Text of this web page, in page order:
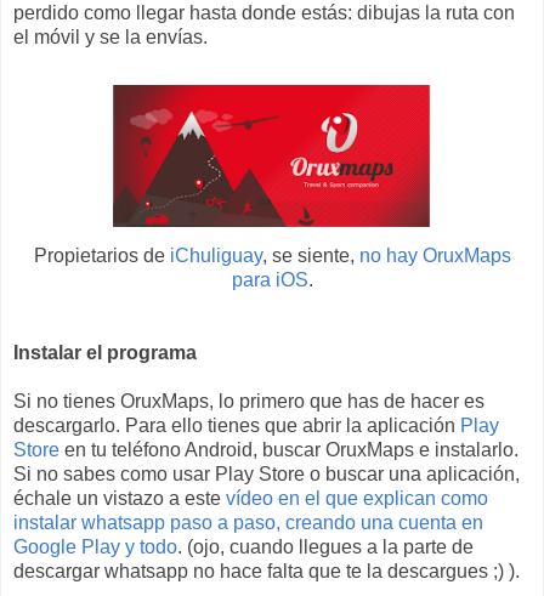
perdido como llegar hasta donde estás: dibujas la ruta con
el móvil y se la envías.
Propietarios de iChuliguay, se siente, no hay OruxMaps
para iOS.
Instalar el programa
Si no tienes OruxMaps, lo primero que has de hacer es
descargarlo. Para ello tienes que abrir la aplicación Play
Store en tu teléfono Android, buscar OruxMaps e instalarlo.
Si no sabes como usar Play Store o buscar una aplicación,
échale un vistazo a este vídeo en el que explican como
instalar whatsapp paso a paso, creando una cuenta en
Google Play y todo. (ojo, cuando llegues a la parte de
descargar whatsapp no hace falta que te la descargues ;) ).